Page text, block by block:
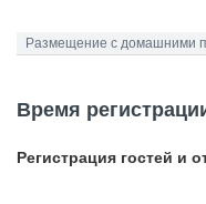
Размещение с домашними
Время
Регистрация гостей и